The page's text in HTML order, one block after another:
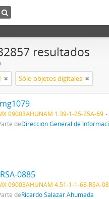
resultados
Sólo objetos digitales
09003AHUNAM 1.39-1-25-25A-69
deDirección General de
0885
09003AHUNAM 4.51-1-1-68-RSA-
deRicardo Salazar Ahumada